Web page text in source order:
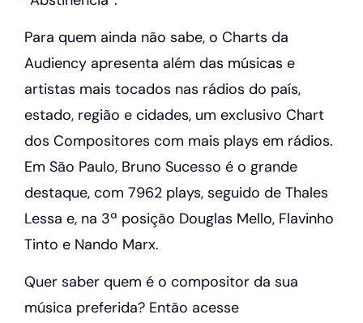
Para quem ainda não sabe, o Charts da
Audiency apresenta além das músicas e
artistas mais tocados nas rádios do país,
estado, região e cidades, um exclusivo Chart
dos Compositores com mais plays em rádios.
Em São Paulo, Bruno Sucesso é o grande
destaque, com 7962 plays, seguido de Thales
Lessa e, na 3ª posição Douglas Mello, Flavinho
Tinto e Nando Marx.
Quer saber quem é o compositor da sua
música preferida? Então acesse